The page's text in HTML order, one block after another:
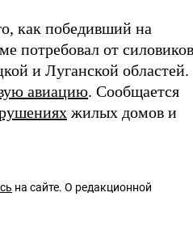
как победивший на
потребовал от силовиков
и Луганской областей.
авиацию. Сообщается
жилых домов и
на сайте. О редакционной